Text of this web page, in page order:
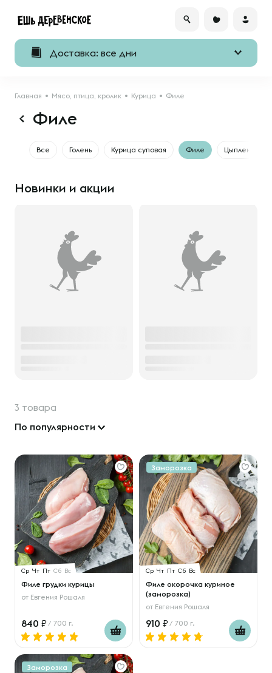
Доставка: все дни
Главная Мясо, птица, кролик Курица Филе
Филе
Все Голень Курица суповая Филе Цыпленок
Новинки и акции
3 товара
По популярности
Ср Чт Пт Сб Вс
Филе грудки курицы
от Евгения Рошаля
840 / 700 г.
Заморозка
Ср Чт Пт Сб Вс
Филе окорочка куриное
(заморозка)
от Евгения Рошаля
910 / 700 г.
Заморозка